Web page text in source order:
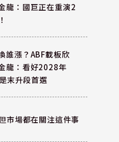
龍：國巨正在重演2
誰漲？ABF載板欣
龍：看好2028年
末升段首選
市場都在關注這件事